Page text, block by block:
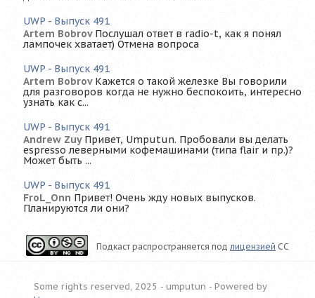
UWP - Выпуск 491
Artem Bobrov Послушал ответ в radio-t, как я понял
лампочек хватает) Отмена вопроса
UWP - Выпуск 491
Artem Bobrov Кажется о такой железке Вы говорили
для разговоров когда не нужно беспокоить, интересно
узнать как с...
UWP - Выпуск 491
Andrew Zuy Привет, Umputun. Пробовали вы делать
espresso леверными кофемашинами (типа flair и пр.)?
Может быть ...
UWP - Выпуск 491
FroL_Onn Привет! Очень жду новых выпусков.
Планируются ли они?
Подкаст распространяется под лицензией CC
Some rights reserved, 2025 - umputun - Powered by